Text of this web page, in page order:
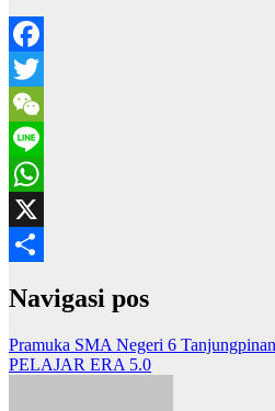
Facebook
Twitter
WeChat
Line
WhatsApp
X
Navigasi pos
Pramuka SMA Negeri 6
PELAJAR ERA 5.0